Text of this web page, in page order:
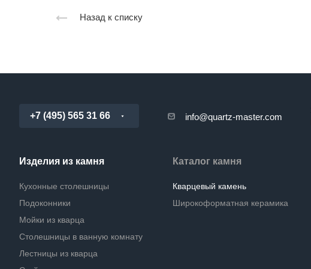
Назад к списку
+7 (495) 565 31 66 info@quartz-master.com
Изделия из камня
Кухонные столешницы
Подоконники
Мойки из кварца
Столешницы в ванную комнату
Лестницы из кварца
Каталог камня
Кварцевый камень
Широкоформатная керамика